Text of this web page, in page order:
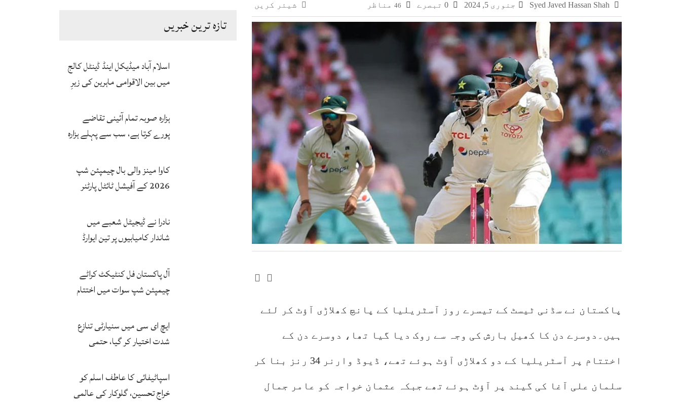
چکری اور بلکسر میں پاکستان کسٹمز کی بڑی کارروائی، جعلی سگریٹوں سے بھرے 11 مزدا ٹرک ضبط
مشہور سمگل سگریٹ برانڈز میلانو، مونڈ افغانستان کے کاروباری گروپ کی ملکیت کا انکشاف
سمر فیسٹا 2026 کا اختتام، طلبہ کی ہمہ جہت صلاحیتوں کے فروغ کے لیے ایسے پروگرام ناگزیر ہیں، ڈاکٹر احسان
تازہ ترین خبریں
اسلام آباد میڈیکل اینڈ ڈینٹل کالج
میں بین الاقوامی ماہرین کی زیرِ
سرٹیفکیٹ پروگرام شروع
ہزارہ صوبہ تمام آئینی تقاضے
پورے کرتا ہے، سب سے پہلے ہزارہ
محمد یوسف
کاوا مینز والی بال چیمپئن شپ
2026 کے آفیشل ٹائٹل پارٹنر
فتح پر جشن
نادرا نے ڈیجیٹل شعبے میں
شاندار کامیابیوں پر تین ایوارڈ
آل پاکستان فل کنٹیکٹ کراٹے
چیمپئن شپ سوات میں اختتام
ایچ ای سی میں سنیارٹی تنازع
شدت اختیار کر گیا، حتمی
اسپاٹیفائی کا عاطف اسلم کو
خراج تحسین، گلوکار کی عالمی
شیئر کریں Syed Javed Hassan Shah جنوری 5, 2024 46 مناظر
پاکستان نے سڈنی ٹیسٹ کے تیسرے روز آسٹریلیا کے پانچ کھلاڑی آؤٹ کر لئے
ہیں۔دوسرے دن کا کھیل بارش کی وجہ سے روک دیا گیا تھا، دوسرے دن کے
اختتام پر آسٹریلیا کے دو کھلاڑی آؤٹ ہوئے تھے، ڈیوڈ وارنر 34 رنز بنا کر
سلمان علی آغا کی گیند پر آؤٹ ہوئے تھے جبکہ عثمان خواجہ کو عامر جمال